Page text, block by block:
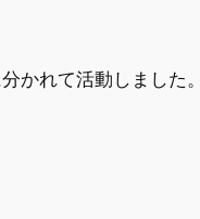
かれて活動しました。